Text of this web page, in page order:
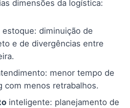
dimensões da logística:
estoque: diminuição de
e de divergências entre
menor tempo de
com menos retrabalhos.
inteligente: planejamento de